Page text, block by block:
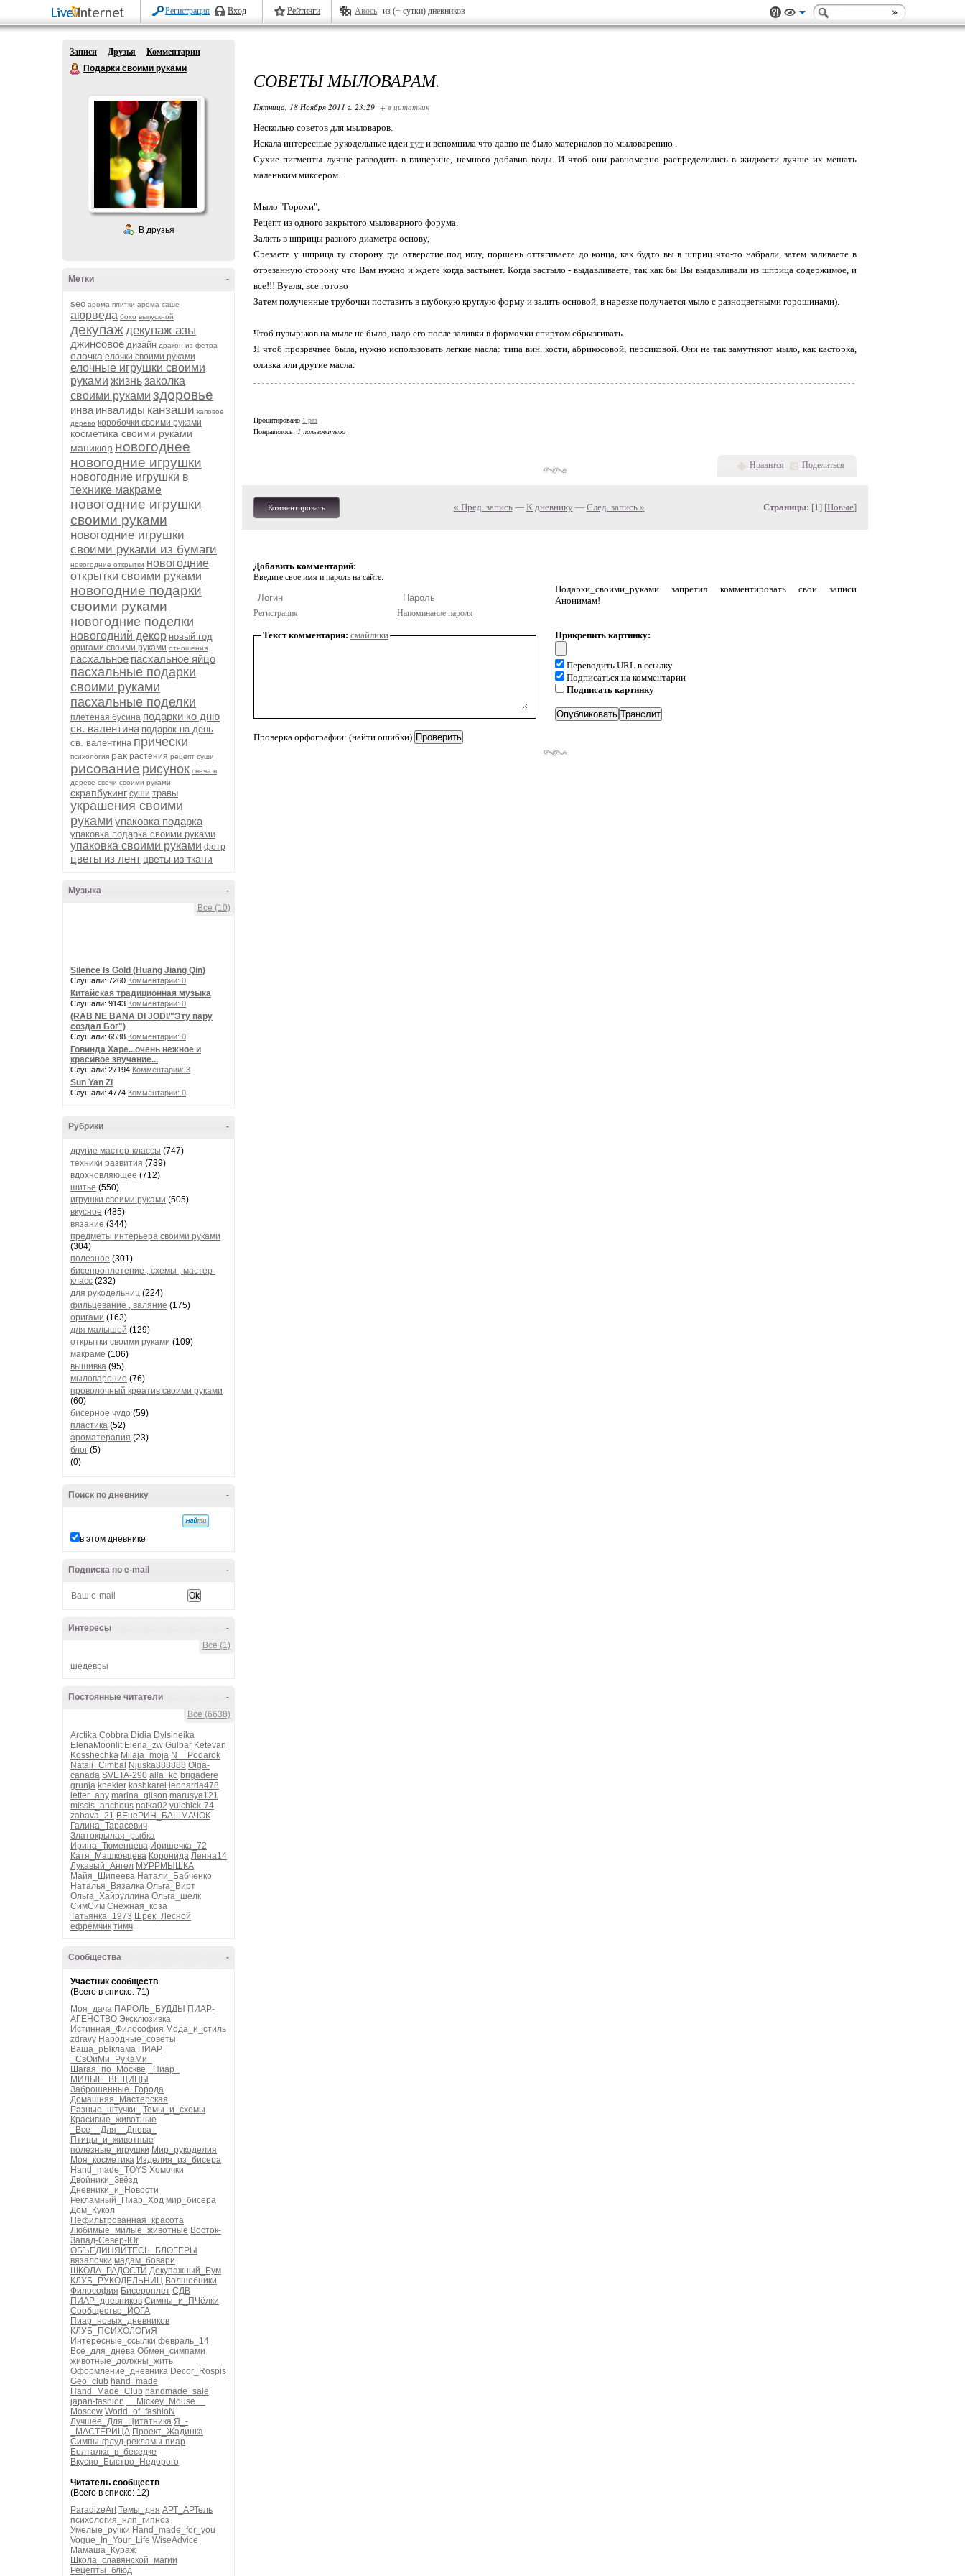
Регистрация Вход Рейтинги Авось из (+ сутки) дневников
Записи Друзья
Комментарии
Подарки своими руками
В друзья
-
Метки
seo арома плитки арома саше
аюрведа бохо выпускной
декупаждекупаж азы
джинсовое дизайн дракон из фетра
елочка елочки своими руками
елочные игрушки своими
руками жизньзаколка
своими руками здоровье
инва инвалиды канзаши каповое
дерево коробочки своими руками
косметика своими руками
маникюр новогоднее
новогодние игрушки
новогодние игрушки в
технике макраме
новогодние игрушки
своими руками
новогодние игрушки
своими руками из бумаги
новогодние открытки новогодние
открытки своими руками
новогодние подарки
своими руками
новогодние поделки
новогодний декор новый год
оригами своими руками отношения
пасхальное пасхальное яйцо
пасхальные подарки
своими руками
пасхальные поделки
плетеная бусина подарки ко дню
св. валентина подарок на день
св. валентина прически
психология рак растения рецепт суши
рисование рисунок свеча в
дереве свечи своими руками
скрапбукинг суши травы
украшения своими
руками упаковка подарка
упаковка подарка своими руками
упаковка своими руками фетр
цветы из лент цветы из ткани
-
Музыка
Все (10)
Silence Is Gold (Huang Jiang Qin)
Слушали: 7260 Комментарии: 0
Китайская традиционная музыка
Слушали: 9143 Комментарии: 0
(RAB NE BANA DI JODI/"Эту пару
создал Бог")
Слушали: 6538 Комментарии: 0
Говинда Харе...очень нежное и
красивое звучание...
Слушали: 27194 Комментарии: 3
Sun Yan Zi
Слушали: 4774 Комментарии: 0
-
Рубрики
другие мастер-классы (747)
техники развития (739)
вдохновляющее (712)
шитье (550)
игрушки своими руками (505)
вкусное (485)
вязание (344)
предметы интерьера своими руками
(304)
полезное (301)
бисепроплетение , схемы , мастер-
класс (232)
для рукодельниц (224)
фильцевание , валяние (175)
оригами (163)
для малышей (129)
открытки своими руками (109)
макраме (106)
вышивка (95)
мыловарение (76)
проволочный креатив своими руками
(60)
бисерное чудо (59)
пластика (52)
ароматерапия (23)
блог (5)
(0)
-
Поиск по дневнику
в этом дневнике
-
Подписка по e-mail
-
Интересы
Все (1)
шедевры
-
Постоянные читатели
Все (6638)
Arctika Cobbra Didia Dylsineika
ElenaMoonlit Elena_zw Gulbar Ketevan
Kosshechka Milaja_moja N__Podarok
Natali_Cimbal Njuska888888 Olga-
canada SVETA-290 alla_ko brigadere
grunja knekler koshkarel
leonarda478
letter_any marina_glison marusya121
missis_anchous natka02 yulchick-74
zabava_21 ВЕнеРИН_БАШМАЧОК
Галина_Тарасевич
Златокрылая_рыбка
Ирина_Тюменцева Иришечка_72
Катя_Машковцева Коронида Ленна14
Лукавый_Ангел МУРРМЫШКА
Майя_Шипеева Натали_Бабченко
Наталья_Вязалка Ольга_Вирт
Ольга_Хайруллина Ольга_шелк
СимСим Снежная_коза
Татьянка_1973 Шрек_Лесной
ефремчик тимч
-
Сообщества
Участник сообществ
(Всего в списке: 71)
Моя_дача ПАРОЛЬ_БУДДЫ ПИАР-
АГЕНСТВО Эксклюзивка
Истинная_Философия Мода_и_стиль
zdravy Народные_советы
Ваша_рЫклама ПИАР
_СвОиМи_РуКаМи_
Шагая_по_Москве
_Пиар_
МИЛЫЕ_ВЕЩИЦЫ
Заброшенные_Города
Домашняя_Мастерская
Разные_штучки_
Темы_и_схемы
Красивые_животные
_Все__Для__Днева_
Птицы_и_животные
полезные_игрушки Мир_рукоделия
Моя_косметика Изделия_из_бисера
Hand_made_TOYS Хомочки
Двойники_Звёзд
Дневники_и_Новости
Рекламный_Пиар_Ход мир_бисера
Дом_Кукол
Нефильтрованная_красота
Любимые_милые_животные Восток-
Запад-Север-Юг
ОБЪЕДИНЯЙТЕСЬ_БЛОГЕРЫ
вязалочки мадам_бовари
ШКОЛА_РАДОСТИ Декупажный_Бум
КЛУБ_РУКОДЕЛЬНИЦ Волшебники
Философия Бисероплет СДВ
ПИАР_дневников Симпы_и_ПЧёлки
Сообщество_ЙОГА
Пиар_новых_дневников
КЛУБ_ПСИХОЛОГиЯ
Интересные_ссылки февраль_14
Все_для_днева Обмен_симпами
животные_должны_жить
Оформление_дневника Decor_Rospis
Geo_club hand_made
Hand_Made_Club handmade_sale
japan-fashion
__Mickey_Mouse__
Moscow World_of_fashioN
Лучшее_Для_Цитатника Я_-
_МАСТЕРИЦА Проект_Жадинка
Симпы-флуд-рекламы-пиар
Болталка_в_беседке
Вкусно_Быстро_Недорого
Читатель сообществ
(Всего в списке: 12)
ParadizeArt Темы_дня АРТ_АРТель
психология_нлп_гипноз
Умелые_ручки Hand_made_for_you
Vogue_In_Your_Life WiseAdvice
Мамаша_Кураж
Школа_славянской_магии
Рецепты_блюд
СОВЕТЫ МЫЛОВАРАМ.
Пятница, 18 Ноября 2011 г. 23:29 + в цитатник
Несколько советов для мыловаров.
Искала интересные рукодельные идеи тут и вспомнила что давно не было материалов по мыловарению .
Сухие пигменты лучше разводить в глицерине, немного добавив воды. И чтоб они равномерно распределились в жидкости лучше их мешать
маленьким миксером.
Мыло "Горохи",
Рецепт из одного закрытого мыловарного форума.
Залить в шприцы разного диаметра основу,
Срезаете у шприца ту сторону где отверстие под иглу, поршень оттягиваете до конца, как будто вы в шприц что-то набрали, затем заливаете в
отрезанную сторону что Вам нужно и ждете когда застынет. Когда застыло - выдавливаете, так как бы Вы выдавливали из шприца содержимое, и
все!!! Вуаля, все готово
Затем полученные трубочки поставить в глубокую круглую форму и залить основой, в нарезке получается мыло с разноцветными горошинами).
Чтоб пузырьков на мыле не было, надо его после заливки в формочки спиртом сбрызгивать.
Я чтоб прозрачнее была, нужно использовать легкие масла: типа вин. кости, абрикосовой, персиковой. Они не так замутняют мыло, как касторка,
оливка или другие масла.
Процитировано 1 раз
Понравилось: 1 пользователю
Нравится Поделиться
Комментировать « Пред. запись— К дневнику — След. запись » Страницы: [1] [Новые]
Добавить комментарий:
Введите свое имя и пароль на сайте:
Регистрация Напоминание пароля
Подарки_своими_руками запретил комментировать свои записи
Анонимам!
Текст комментария: смайлики
Проверка орфографии: (найти ошибки)
Прикрепить картинку:
Переводить URL в ссылку
Подписаться на комментарии
Подписать картинку